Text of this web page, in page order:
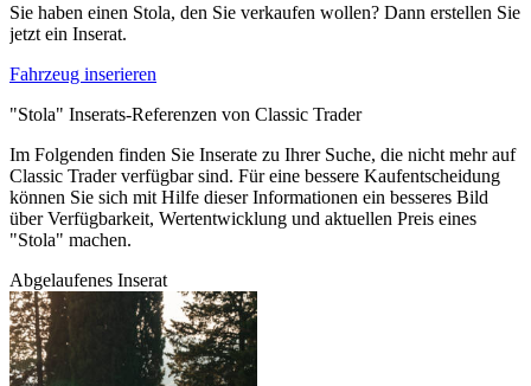
Sie haben einen Stola, den Sie verkaufen wollen? Dann erstellen Sie
jetzt ein Inserat.
Fahrzeug inserieren
"Stola" Inserats-Referenzen von Classic Trader
Im Folgenden finden Sie Inserate zu Ihrer Suche, die nicht mehr auf
Classic Trader verfügbar sind. Für eine bessere Kaufentscheidung
können Sie sich mit Hilfe dieser Informationen ein besseres Bild
über Verfügbarkeit, Wertentwicklung und aktuellen Preis eines
"Stola" machen.
Abgelaufenes Inserat